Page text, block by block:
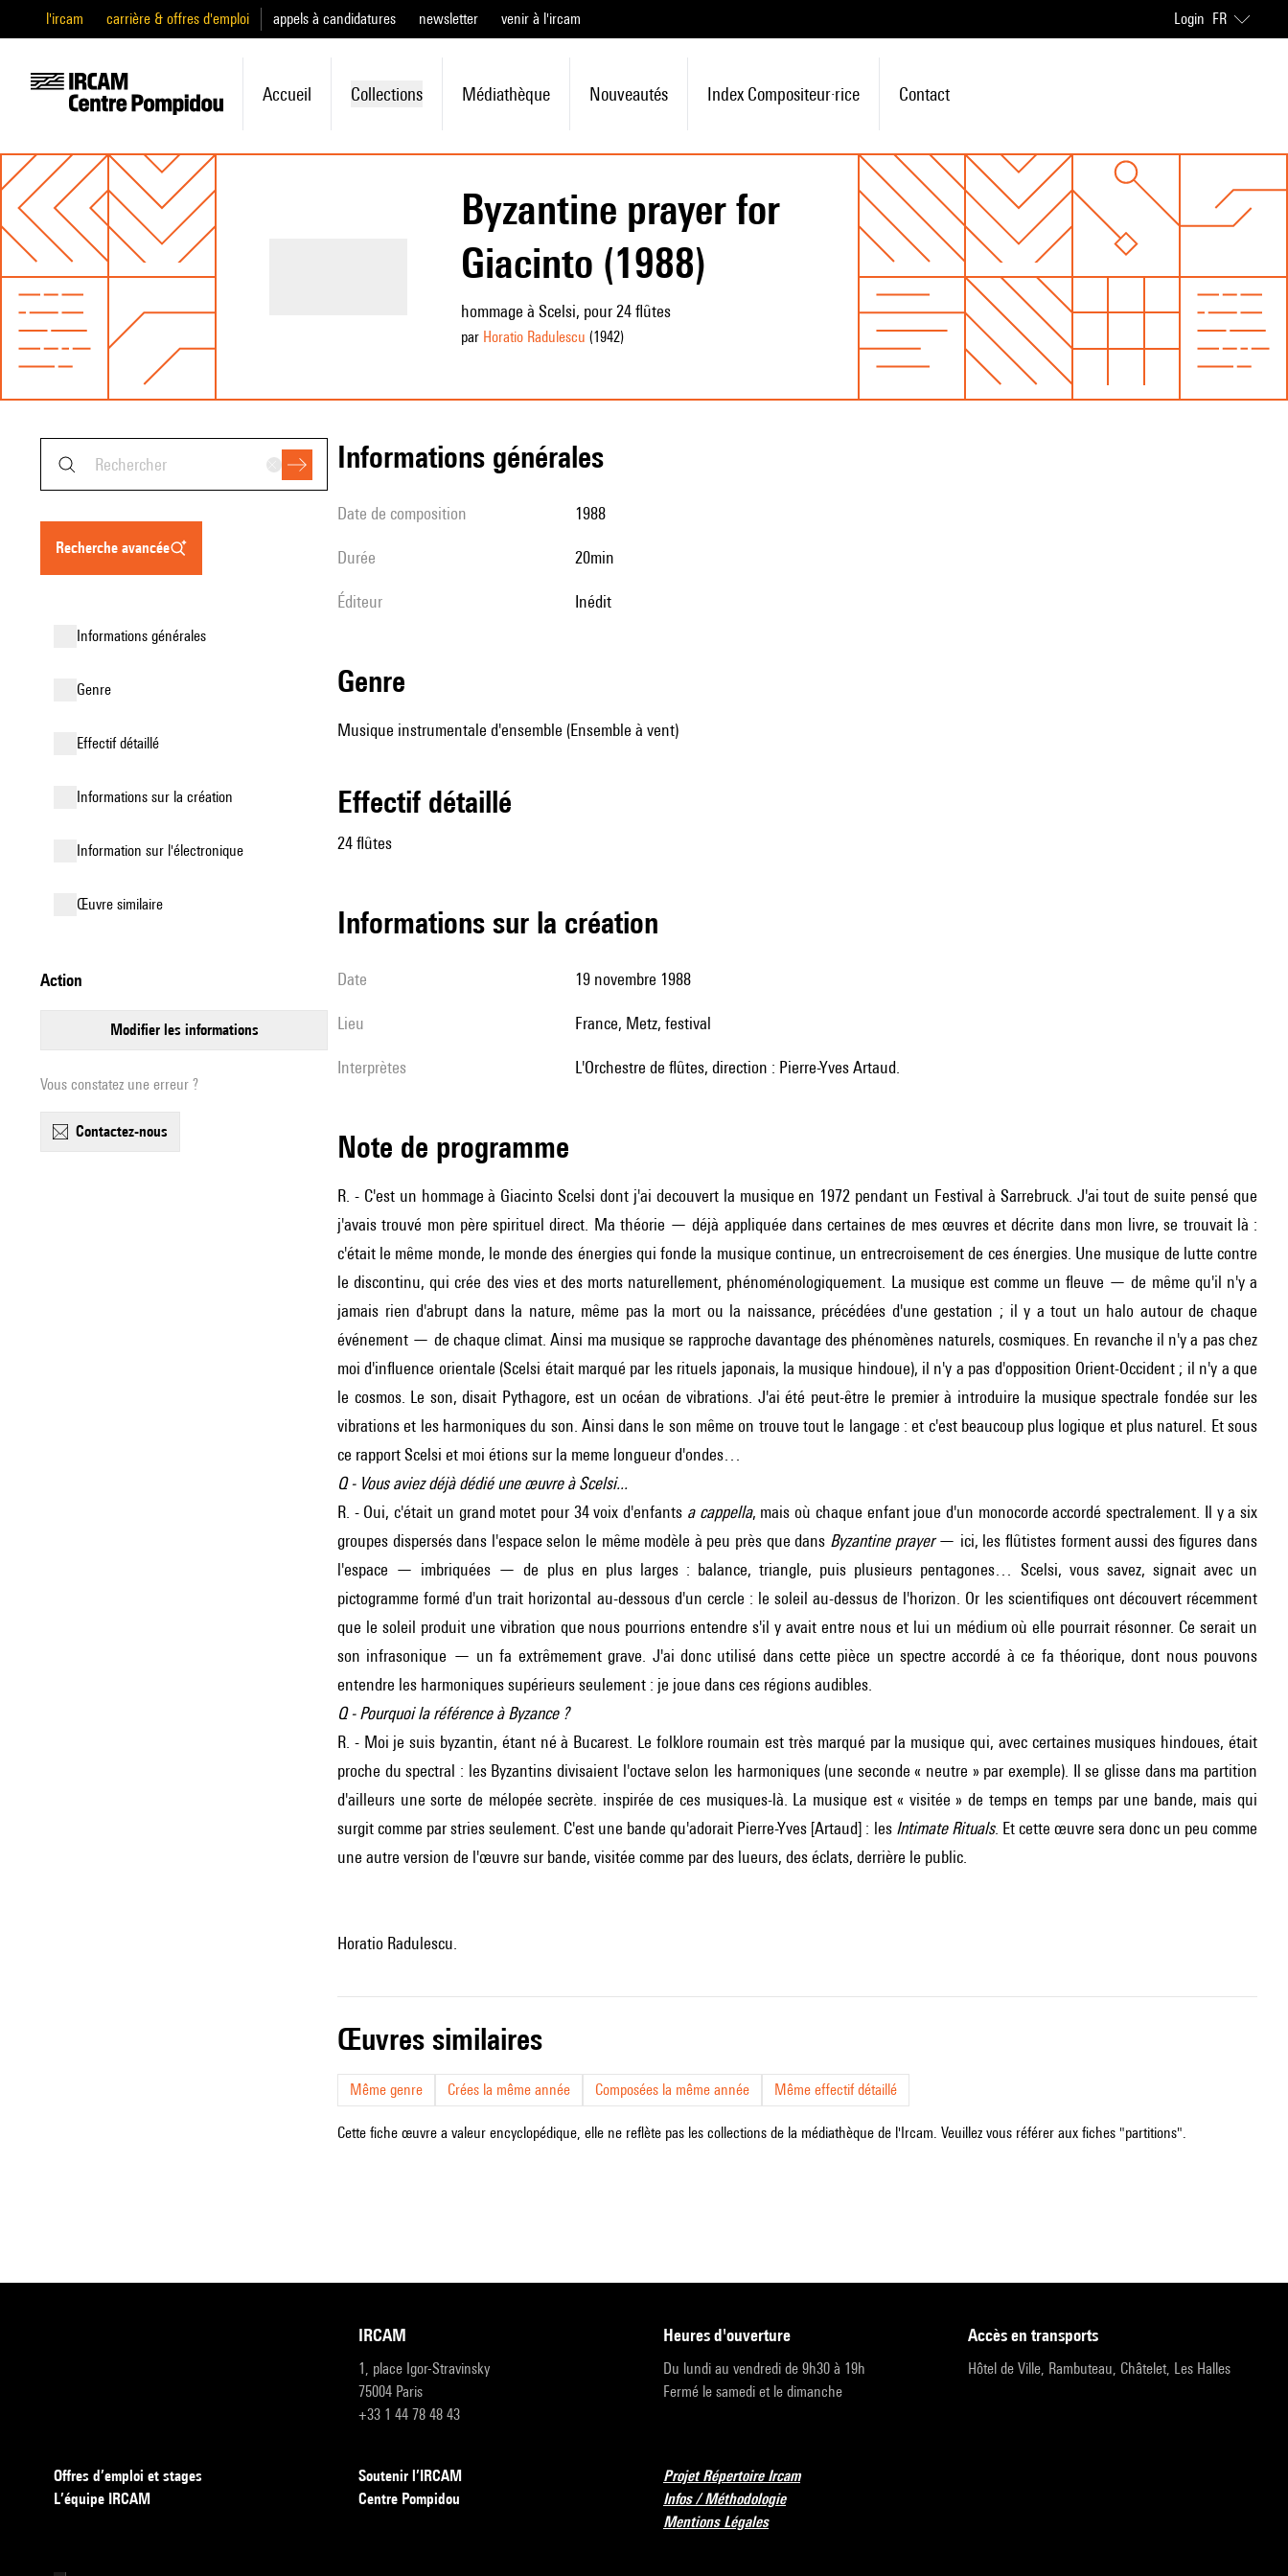
l'ircam carrière & offres d'emploi appels à candidatures newsletter venir à l'ircam Login FR
Accueil Collections Médiathèque Nouveautés Index Compositeur·rice Contact
Byzantine prayer for
Giacinto (1988)
hommage à Scelsi, pour 24 flûtes
par Horatio Radulescu (1942)
recherche avancée
informations générales
genre
effectif détaillé
informations sur la création
Information sur l'électronique
œuvre similaire
action
modifier les informations
Vous constatez une erreur ?
contactez-nous
informations générales
date de composition 1988
durée 20min
éditeur Inédit
genre
Musique instrumentale d'ensemble (Ensemble à vent)
effectif détaillé
24 flûtes
informations sur la création
date 19 novembre 1988
lieu France, Metz, festival
interprètes l'Orchestre de flûtes, direction : Pierre-Yves Artaud.
Note de programme
R. - C'est un hommage à Giacinto Scelsi dont j'ai decouvert la musique en 1972 pendant un Festival à Sarrebruck. J'ai tout de suite pensé que
j'avais trouvé mon père spirituel direct. Ma théorie — déjà appliquée dans certaines de mes œuvres et décrite dans mon livre, se trouvait là :
c'était le même monde, le monde des énergies qui fonde la musique continue, un entrecroisement de ces énergies. Une musique de lutte contre
le discontinu, qui crée des vies et des morts naturellement, phénoménologiquement. La musique est comme un fleuve — de même qu'il n'y a
jamais rien d'abrupt dans la nature, même pas la mort ou la naissance, précédées d'une gestation ; il y a tout un halo autour de chaque
événement — de chaque climat. Ainsi ma musique se rapproche davantage des phénomènes naturels, cosmiques. En revanche il n'y a pas chez
moi d'influence orientale (Scelsi était marqué par les rituels japonais, la musique hindoue), il n'y a pas d'opposition Orient-Occident ; il n'y a que
le cosmos. Le son, disait Pythagore, est un océan de vibrations. J'ai été peut-être le premier à introduire la musique spectrale fondée sur les
vibrations et les harmoniques du son. Ainsi dans le son même on trouve tout le langage : et c'est beaucoup plus logique et plus naturel. Et sous
ce rapportScelsi et moi étions sur la meme longueur d'ondes…
Q - Vous aviez déjà dédié une œuvre à Scelsi...
R. - Oui, c'était un grand motet pour 34 voix d'enfants a cappella, mais où chaque enfant joue d'un monocorde accordé spectralement. Il y a six
groupes dispersés dans l'espace selon le même modèle à peu près que dans Byzantine prayer— ici, les flûtistes forment aussi des figures dans
l'espace — imbriquées — de plus en plus larges : balance, triangle, puis plusieurs pentagones… Scelsi, vous savez, signait avec un
pictogramme formé d'un trait horizontal au-dessous d'un cercle : le soleil au-dessus de l'horizon. Or les scientifiques ont découvert récemment
que le soleil produit une vibration que nous pourrions entendre s'il y avait entre nous et lui un médium où elle pourrait résonner. Ce serait un
son infrasonique — un fa extrêmement grave. J'ai donc utilisé dans cette pièce un spectre accordé à ce fa théorique, dont nous pouvons
entendre les harmoniques supérieurs seulement : je joue dans ces régions audibles.
Q - Pourquoi la référence à Byzance ?
R. - Moi je suis byzantin, étant né à Bucarest. Le folklore roumain est très marqué par la musique qui, avec certaines musiques hindoues, était
proche du spectral : les Byzantins divisaient l'octave selon les harmoniques (une seconde « neutre » par exemple). Il se glisse dans ma partition
d'ailleurs une sorte de mélopée secrète. inspirée de ces musiques-là. La musique est « visitée » de temps en temps par une bande, mais qui
surgit comme par stries seulement. C'est une bande qu'adorait Pierre-Yves [Artaud] : les Intimate Rituals. Et cette œuvre sera donc un peu comme
une autre version de l'œuvre sur bande, visitée comme par des lueurs, des éclats, derrière le public.
Horatio Radulescu.
œuvres similaires
Même genre Crées la même année Composées la même année Même effectif détaillé
Cette fiche œuvre a valeur encyclopédique, elle ne reflète pas les collections de la médiathèque de l'Ircam. Veuillez vous référer aux fiches "partitions".
IRCAM
1, place Igor-Stravinsky
75004 Paris
+33 1 44 78 48 43
heures d'ouverture
Du lundi au vendredi de 9h30 à 19h
Fermé le samedi et le dimanche
accès en transports
Hôtel de Ville, Rambuteau, Châtelet, Les Halles
Offres d’emploi et stages
L’équipe IRCAM
Soutenir l’IRCAM
Centre Pompidou
Projet Répertoire Ircam
Infos / Méthodologie
Mentions Légales